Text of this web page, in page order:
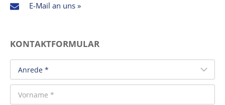
E-Mail an uns »
KONTAKTFORMULAR